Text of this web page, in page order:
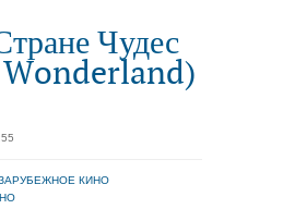
Чудес
КИНО